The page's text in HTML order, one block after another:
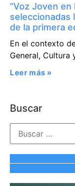
“Voz Joven en
seleccionadas
de la primera
En el contexto
General, Cultura
Leer más »
Buscar